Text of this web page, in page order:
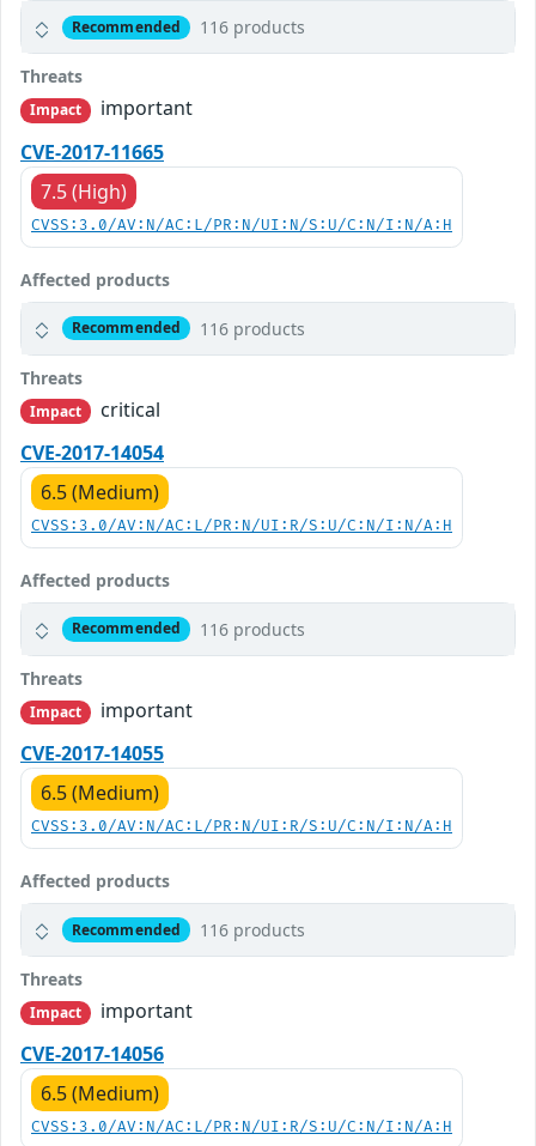
Recommended 116 products
Threats
Impact
important
CVE-2017-11665
7.5 (High)
CVSS:3.0/AV:N/AC:L/PR:N/UI:N/S:U/C:N/I:N/A:H
Affected products
Recommended 116 products
Threats
Impact
critical
CVE-2017-14054
6.5 (Medium)
CVSS:3.0/AV:N/AC:L/PR:N/UI:R/S:U/C:N/I:N/A:H
Affected products
Recommended 116 products
Threats
Impact
important
CVE-2017-14055
6.5 (Medium)
CVSS:3.0/AV:N/AC:L/PR:N/UI:R/S:U/C:N/I:N/A:H
Affected products
Recommended 116 products
Threats
Impact
important
CVE-2017-14056
6.5 (Medium)
CVSS:3.0/AV:N/AC:L/PR:N/UI:R/S:U/C:N/I:N/A:H